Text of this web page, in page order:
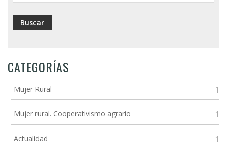
CATEGORÍAS
Mujer Rural 1
Mujer rural. Cooperativismo agrario 1
Actualidad 1